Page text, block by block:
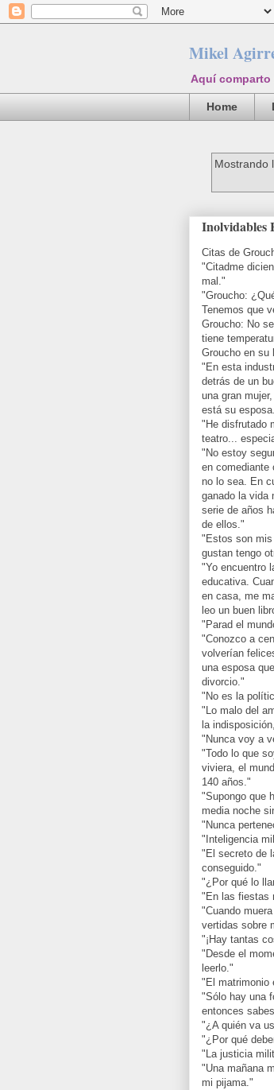
Mikel
Aquí
Home
Mostrando
Inolvidables
Citas de
"Citadme
mal."
"Groucho:
Tenemos que
Groucho: No
tiene
Groucho en su
"En esta
detrás de un
una gran
está su
"He disfrutado
teatro...
"No estoy
en comediante
no lo sea. En
ganado la vida
serie de años
de ellos."
"Estos son
gustan tengo
"Yo encuentro
educativa.
en casa, me
leo un buen
"Parad el
"Conozco a
volverían
una esposa
divorcio."
"No es la
"Lo malo del
la
"Nunca voy a
"Todo lo que
viviera, el
140 años."
"Supongo que
media noche
"Nunca
"Inteligencia
"El secreto de
conseguido."
"¿Por qué lo
"En las fiestas
"Cuando
vertidas sobre
"¡Hay tantas
"Desde el
leerlo."
"El matrimonio
"Sólo hay una
entonces
"¿A quién va
"¿Por qué
"La justicia
"Una mañana
mi pijama."